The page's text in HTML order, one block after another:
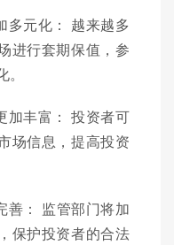
多元化： 越来越多
进行套期保值，参
加丰富： 投资者可
场信息，提高投资
善： 监管部门将加
保护投资者的合法